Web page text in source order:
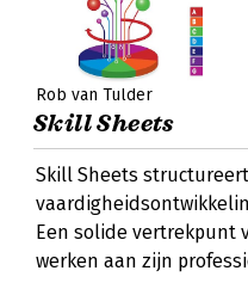
Rob van Tulder
Skill Sheets
Skill Sheets
Een solide vertrekpunt
werken aan zijn